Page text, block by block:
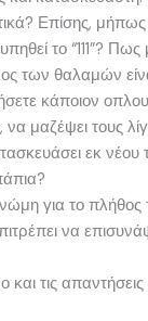
Επίσης, μήπως
το “111”?
των θαλαμών
κάποιον
να μαζέψει τους
εκ
για το
να
τις